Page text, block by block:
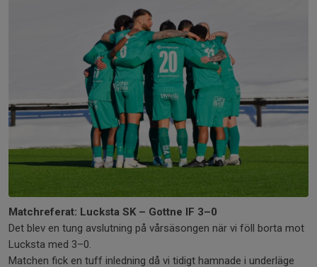
Matchreferat: Lucksta SK – Gottne IF 3–0
Det blev en tung avslutning på vårsäsongen när vi föll borta mot
Lucksta med 3–0.
Matchen fick en tuff inledning då vi tidigt hamnade i underläge